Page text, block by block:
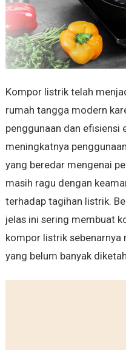
Kompor listrik telah
rumah tangga modern
penggunaan dan efisiensi
meningkatnya
yang beredar mengenai
masih ragu dengan
terhadap tagihan listrik.
jelas ini sering membuat
kompor listrik sebenarnya
yang belum banyak